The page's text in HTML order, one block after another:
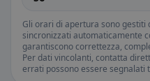
Gli orari di apertura sono
sincronizzati automaticamente
garantiscono correttezza,
Per dati vincolanti, contatta
errati possono essere segnalati